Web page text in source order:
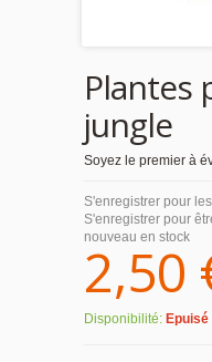
Plantes
jungle
Soyez le premier à
S'enregistrer pour
S'enregistrer pour
nouveau en stock
2,50
Disponibilité: Epuisé